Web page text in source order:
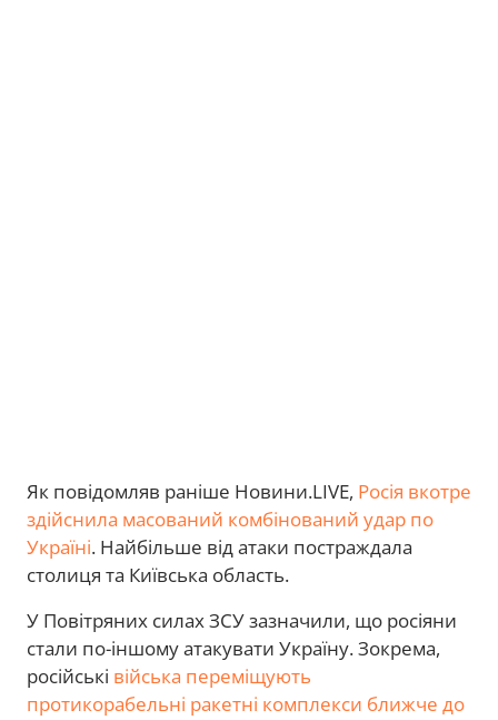
Як повідомляв раніше Новини.LIVE, Росія вкотре
здійснила масований комбінований удар по
Україні. Найбільше від атаки постраждала
столиця та Київська область.
У Повітряних силах ЗСУ зазначили, що росіяни
стали по-іншому атакувати Україну. Зокрема,
російські війська переміщують
протикорабельні ракетні комплекси ближче до